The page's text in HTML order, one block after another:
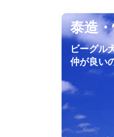
泰造
ビーグル
仲が良い